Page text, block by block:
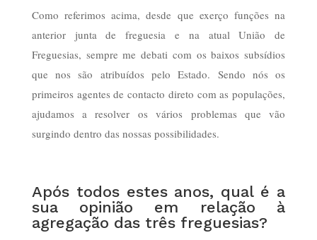
Como referimos acima, desde que exerço funções na
anterior junta de freguesia e na atual União de
Freguesias, sempre me debati com os baixos subsídios
que nos são atribuídos pelo Estado. Sendo nós os
primeiros agentes de contacto direto com as populações,
ajudamos a resolver os vários problemas que vão
surgindo dentro das nossas possibilidades.
Após todos estes anos, qual é a
sua opinião em relação à
agregação das três freguesias?